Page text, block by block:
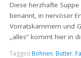
Diese herzhafte
benannt, in nervöser
Vorratskammern und
„alles“ kommt hier in
Tagged Bohnen, Butter,